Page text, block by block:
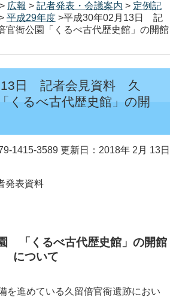
> 広報 > 記者発表・会議案内 > 定例記
平成29年度 >平成30年02月13日 記
衙公園「くるべ古代歴史館」の開館
13日 記者会見資料 久
くるべ古代歴史館」の開
1415-3589 更新日：2018年 2月 13日
発表資料
「くるべ古代歴史館」の開館
について
を進めている久留倍官衙遺跡におい